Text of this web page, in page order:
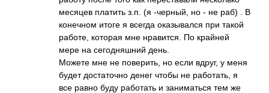
месяцев платить з.п. (я -черный, но - не раб) . В
конечном итоге я всегда оказывался при такой
работе, которая мне нравится. По крайней
мере на сегодняшний день.
Можете мне не поверить, но если вдруг, у меня
будет достаточно денег чтобы не работать, я
все равно буду работать и заниматься тем же